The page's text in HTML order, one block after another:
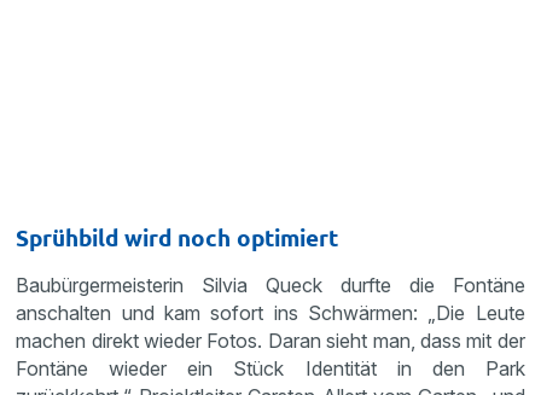
Sprühbild wird noch optimiert
Baubürgermeisterin Silvia Queck durfte die Fontäne
anschalten und kam sofort ins Schwärmen: „Die Leute
machen direkt wieder Fotos. Daran sieht man, dass mit der
Fontäne wieder ein Stück Identität in den Park